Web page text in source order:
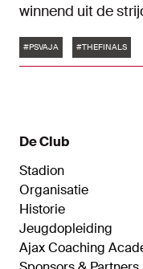
winnend uit de
gelegd op de
op de hoogte van
Tags
#PSVAJA #THEFINALS
De Club
Stadion
Organisatie
Historie
Jeugdopleiding
Ajax Coaching